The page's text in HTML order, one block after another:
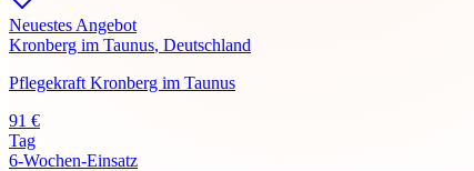
Neuestes Angebot
Kronberg im Taunus, Deutschland
Pflegekraft Kronberg im Taunus
91 €
Tag
6-Wochen-Einsatz